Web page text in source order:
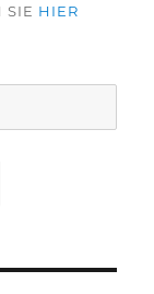
SIE HIER